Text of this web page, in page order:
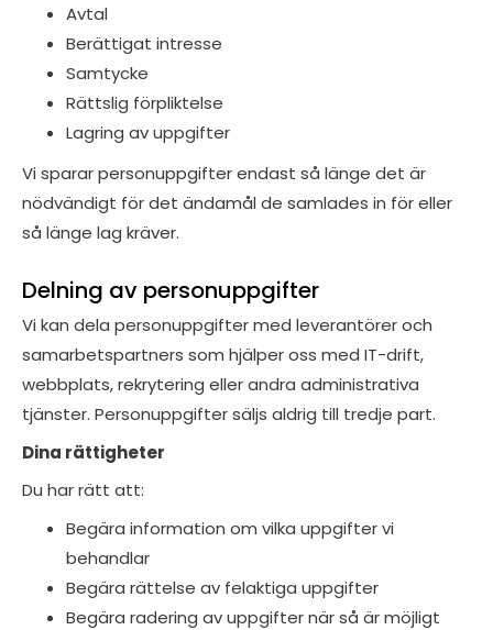
Avtal
Berättigat intresse
Samtycke
Rättslig förpliktelse
Lagring av uppgifter
Vi sparar personuppgifter endast så länge det är
nödvändigt för det ändamål de samlades in för eller
så länge lag kräver.
Delning av personuppgifter
Vi kan dela personuppgifter med leverantörer och
samarbetspartners som hjälper oss med IT-drift,
webbplats, rekrytering eller andra administrativa
tjänster. Personuppgifter säljs aldrig till tredje part.
Dina rättigheter
Du har rätt att:
Begära information om vilka uppgifter vi
behandlar
Begära rättelse av felaktiga uppgifter
Begära radering av uppgifter när så är möjligt